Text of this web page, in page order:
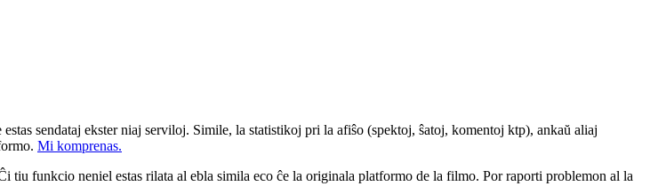
sendataj ekster niaj serviloj. Simile, la statistikoj pri la afiŝo (spektoj, ŝatoj, komentoj ktp), ankaŭ aliaj
Mi komprenas.
funkcio neniel estas rilata al ebla simila eco ĉe la originala platformo de la filmo. Por raporti problemon al la